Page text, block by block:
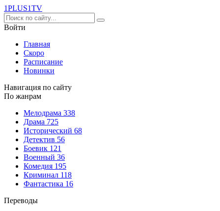
1PLUS1TV
Войти
Главная
Скоро
Расписание
Новинки
Навигация по сайту
По жанрам
Мелодрама 338
Драма 725
Исторический 68
Детектив 56
Боевик 121
Военный 36
Комедия 195
Криминал 118
Фантастика 16
Переводы